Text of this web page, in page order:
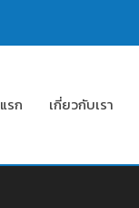
รก เกี่ยวกับเรา